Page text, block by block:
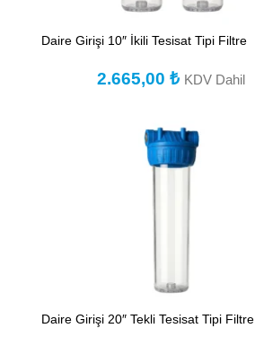
Daire Girişi 10″ İkili Tesisat Tipi Filtre
2.665,00₺ KDV Dahil
Daire Girişi 20″ Tekli Tesisat Tipi Filtre